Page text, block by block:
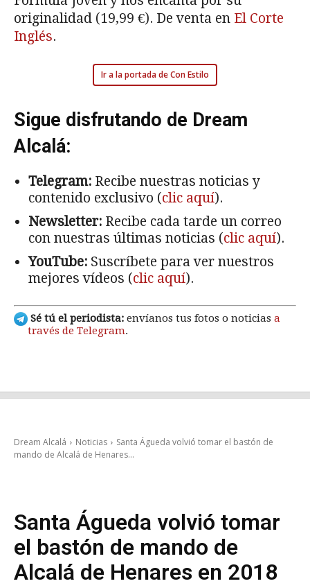
originalidad (19,99 €). De venta en El Corte
Inglés.
Ir a la portada de Con Estilo
Sigue disfrutando de Dream
Alcalá:
Telegram: Recibe nuestras noticias y
contenido exclusivo (clic aquí).
Newsletter: Recibe cada tarde un correo
con nuestras últimas noticias (clic aquí).
YouTube: Suscríbete para ver nuestros
mejores vídeos (clic aquí).
Sé tú el periodista: envíanos tus fotos o noticias a
través de Telegram.